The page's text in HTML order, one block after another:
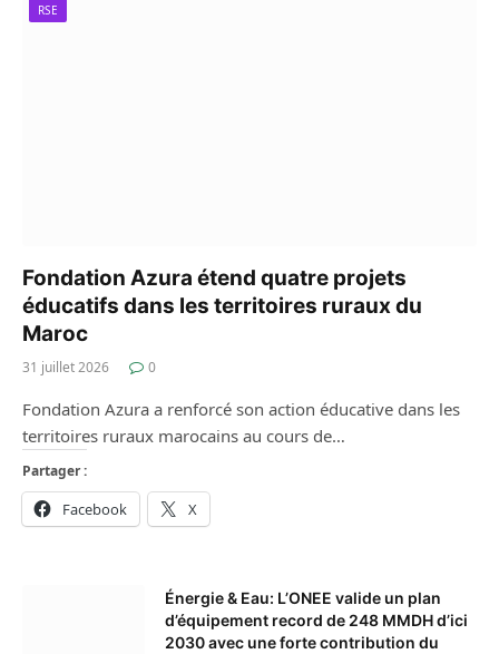
RSE
Fondation Azura étend quatre projets
éducatifs dans les territoires ruraux du
Maroc
31 juillet 2026 0
Fondation Azura a renforcé son action éducative dans les
territoires ruraux marocains au cours de…
Partager :
Facebook X
Énergie & Eau: L’ONEE valide un plan
d’équipement record de 248 MMDH d’ici
2030 avec une forte contribution du